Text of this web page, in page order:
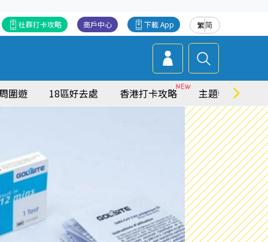
繁简
下載 App
商戶中心
社群打卡攻略
圍遊 18區好去處 香港打卡攻略 主題特集